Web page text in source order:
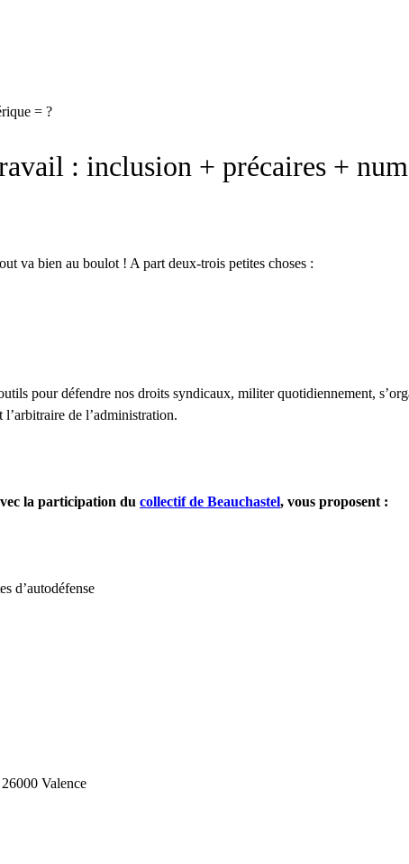
= ?
: inclusion + précaires +
va bien au boulot ! A part deux-trois petites choses :
pour défendre nos droits syndicaux, militer quotidiennement,
de l’administration.
la participation du collectif de Beauchastel, vous proposent :
d’autodéfense
Valence